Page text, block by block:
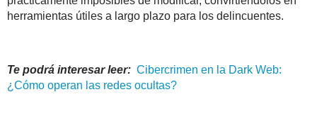
herramientas útiles a largo plazo para los delincuentes.
Te podrá interesar leer: Cibercrimen en la Dark Web:
¿Cómo operan las redes ocultas?